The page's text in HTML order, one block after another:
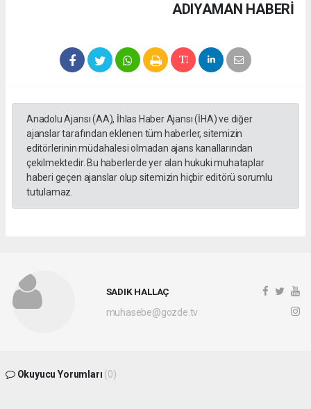
ADIYAMAN HABERİ
Anadolu Ajansı (AA), İhlas Haber Ajansı (İHA) ve diğer
ajanslar tarafından eklenen tüm haberler, sitemizin
editörlerinin müdahalesi olmadan ajans kanallarından
çekilmektedir. Bu haberlerde yer alan hukuki muhataplar
haberi geçen ajanslar olup sitemizin hiçbir editörü sorumlu
tutulamaz.
SADIK HALLAÇ
muhasebe@gozde.tv
Okuyucu Yorumları (0)